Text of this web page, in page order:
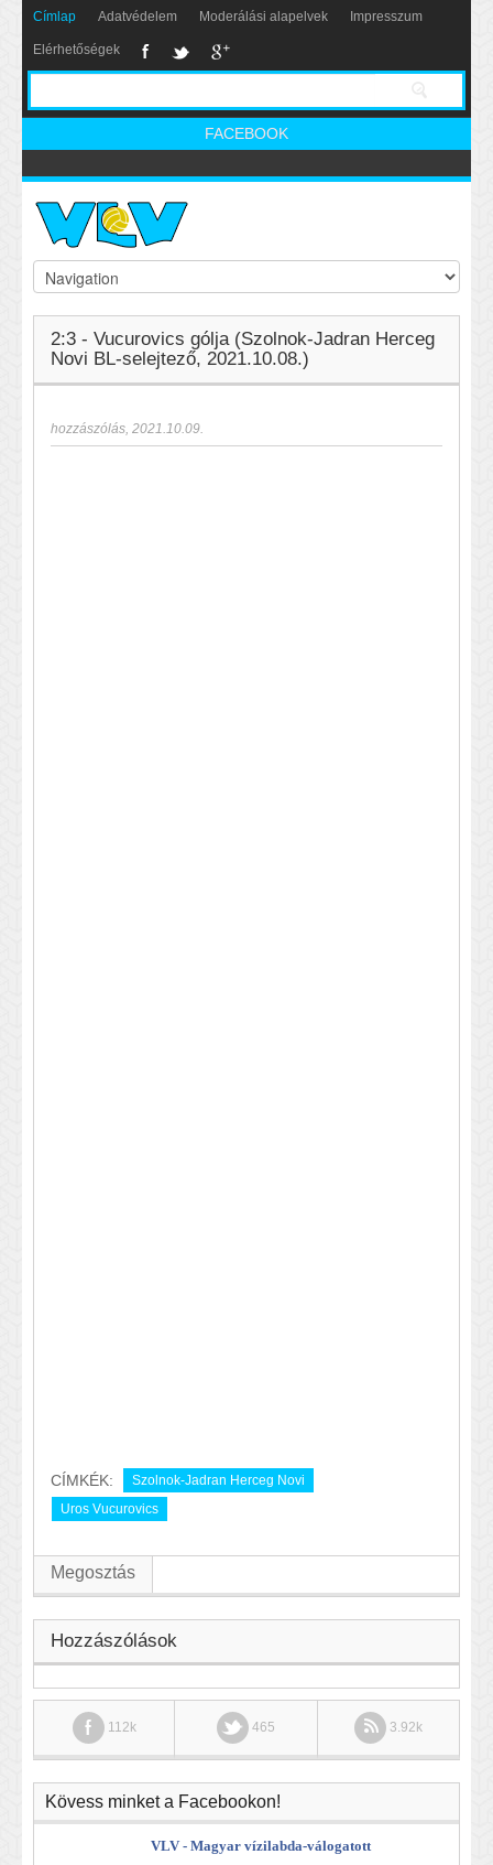
Címlap Adatvédelem Moderálási alapelvek Impresszum
Elérhetőségek
FACEBOOK
2:3 - Vucurovics gólja (Szolnok-Jadran Herceg
Novi BL-selejtező, 2021.10.08.)
hozzászólás, 2021.10.09.
CÍMKÉK:
Szolnok-Jadran Herceg Novi
Uros Vucurovics
Megosztás
Hozzászólások
112k 465 3.92k
Kövess minket a Facebookon!
VLV - Magyar vízilabda-válogatott